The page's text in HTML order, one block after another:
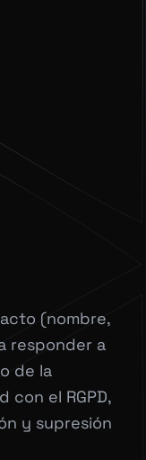
(nombre,
responder a
de la
el RGPD,
y supresión